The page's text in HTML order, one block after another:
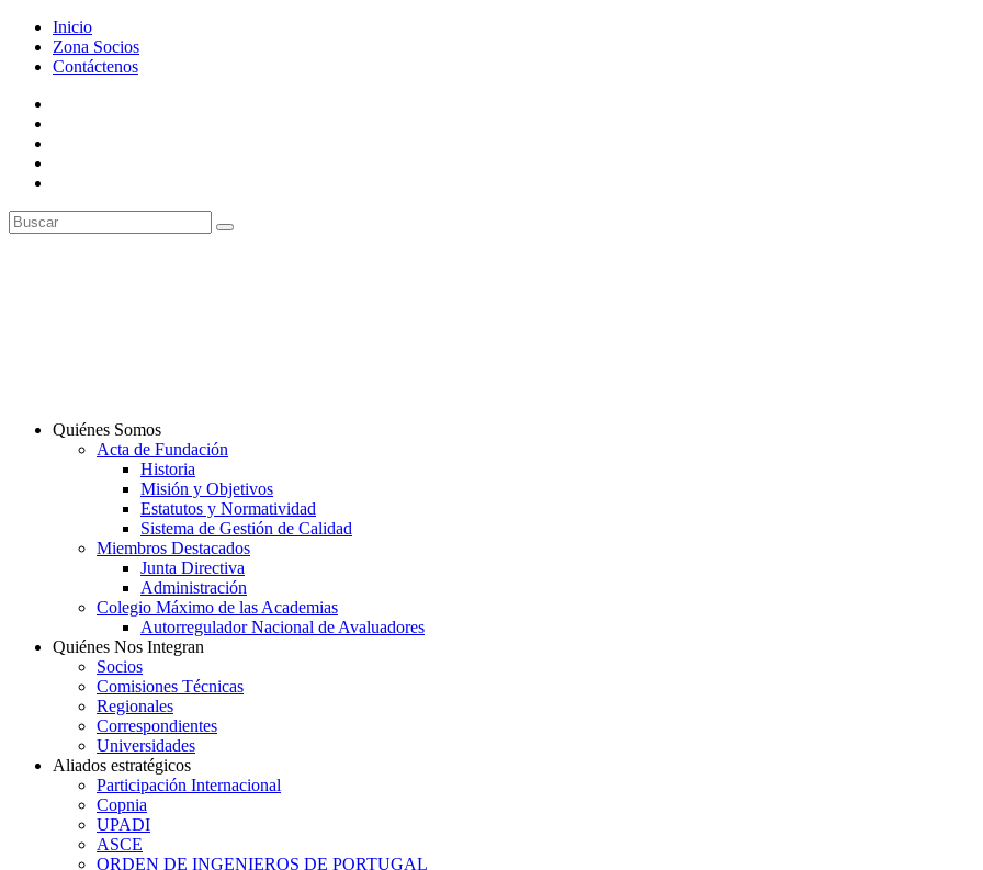
Inicio
Zona Socios
Contáctenos
Quiénes Somos
Acta de Fundación
Historia
Misión y Objetivos
Estatutos y Normatividad
Sistema de Gestión de Calidad
Miembros Destacados
Junta Directiva
Administración
Colegio Máximo de las Academias
Autorregulador Nacional de Avaluadores
Quiénes Nos Integran
Socios
Comisiones Técnicas
Regionales
Correspondientes
Universidades
Aliados estratégicos
Participación Internacional
Copnia
UPADI
ASCE
ORDEN DE INGENIEROS DE PORTUGAL